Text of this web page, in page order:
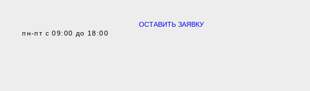
пн-пт с 09:00 до 18:00
ОСТАВИТЬ ЗАЯВКУ